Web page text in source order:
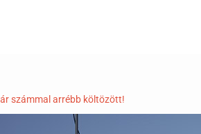
számmal arrébb költözött!